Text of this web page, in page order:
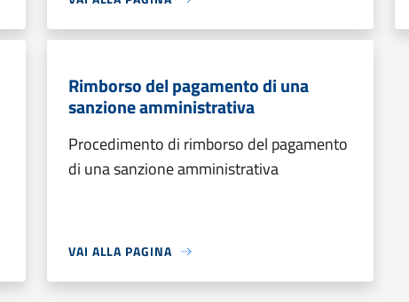
Rimborso del pagamento di una
sanzione amministrativa
Procedimento di rimborso del pagamento
di una sanzione amministrativa
VAI ALLA PAGINA